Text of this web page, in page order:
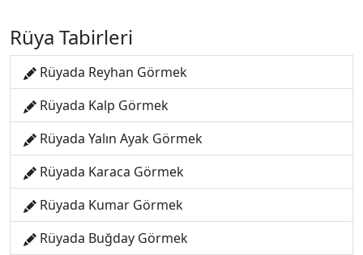
Rüya Tabirleri
Rüyada Reyhan Görmek
Rüyada Kalp Görmek
Rüyada Yalın Ayak Görmek
Rüyada Karaca Görmek
Rüyada Kumar Görmek
Rüyada Buğday Görmek